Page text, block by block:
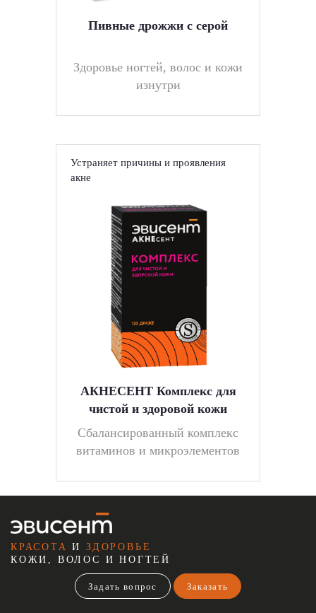
Пивные дрожжи с серой
Здоровье ногтей, волос и кожи
изнутри
Устраняет причины и проявления
акне
АКНЕСЕНТ Комплекс для
чистой и здоровой кожи
Cбалансированный комплекс
витаминов и микроэлементов
КРАСОТА ИЗДОРОВЬЕ
КОЖИ, ВОЛОС И НОГТЕЙ
Задать вопрос Заказать